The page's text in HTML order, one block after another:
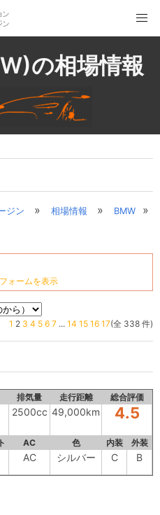
の相場情報
ジン » 相場情報 » BMW »
ォームを表示
1 2 3 4 5 6 7 ... 14 15 16 17(全 338 件)
排気量 走行距離 総合評価
2500cc 49,000km 4.5
AC 色 内装 外装
AC シルバー C B